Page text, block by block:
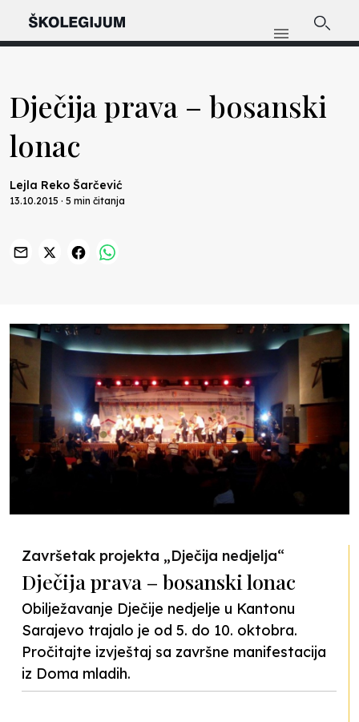
Dječija prava – bosanski
lonac
Lejla Reko Šarčević
13.10.2015 · 5 min čitanja
Završetak projekta „Dječija nedjelja“
Dječija prava – bosanski lonac
Obilježavanje Dječije nedjelje u Kantonu
Sarajevo trajalo je od 5. do 10. oktobra.
Pročitajte izvještaj sa završne manifestacija
iz Doma mladih.